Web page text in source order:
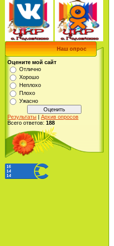
Наш опрос
Оцените мой сайт
Отлично
Хорошо
Неплохо
Плохо
Ужасно
Результаты | Архив опросов
Всего ответов: 188